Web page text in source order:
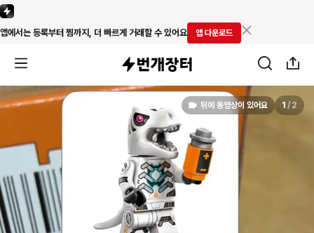
앱에서는 등록부터 찜까지, 더 빠르게 거래할 수 있어요 앱 다운로드
뒤에 동영상이 있어요 1 / 2